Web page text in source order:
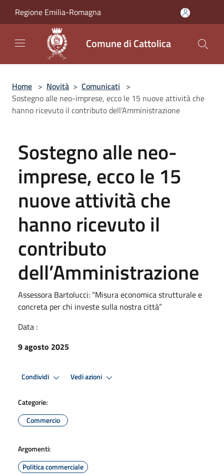
Regione Emilia-Romagna
Comune di Cattolica
Home > Novità > Comunicati >
Sostegno alle neo-imprese, ecco le 15 nuove attività che
hanno ricevuto il contributo dell’Amministrazione
Sostegno alle neo-
imprese, ecco le 15
nuove attività che
hanno ricevuto il
contributo
dell’Amministrazione
Assessora Bartolucci: “Misura economica strutturale e
concreta per chi investe sulla nostra città”
Data :
9 agosto 2025
Condividi Vedi azioni
Categorie:
Commercio
Argomenti:
Politica commerciale